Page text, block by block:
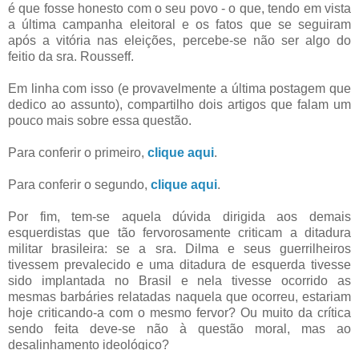
é que fosse honesto com o seu povo - o que, tendo em vista
a última campanha eleitoral e os fatos que se seguiram
após a vitória nas eleições, percebe-se não ser algo do
feitio da sra. Rousseff.
Em linha com isso (e provavelmente a última postagem que
dedico ao assunto), compartilho dois artigos que falam um
pouco mais sobre essa questão.
Para conferir o primeiro, clique aqui.
Para conferir o segundo, clique aqui.
Por fim, tem-se aquela dúvida dirigida aos demais
esquerdistas que tão fervorosamente criticam a ditadura
militar brasileira: se a sra. Dilma e seus guerrilheiros
tivessem prevalecido e uma ditadura de esquerda tivesse
sido implantada no Brasil e nela tivesse ocorrido as
mesmas barbáries relatadas naquela que ocorreu, estariam
hoje criticando-a com o mesmo fervor? Ou muito da crítica
sendo feita deve-se não à questão moral, mas ao
desalinhamento ideológico?